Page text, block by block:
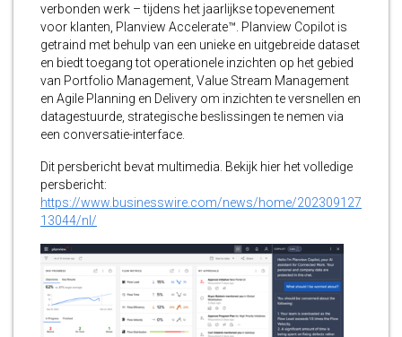
verbonden werk – tijdens het jaarlijkse topevenement
voor klanten, Planview Accelerate™. Planview Copilot is
getraind met behulp van een unieke en uitgebreide dataset
en biedt toegang tot operationele inzichten op het gebied
van Portfolio Management, Value Stream Management
en Agile Planning en Delivery om inzichten te versnellen en
datagestuurde, strategische beslissingen te nemen via
een conversatie-interface.
Dit persbericht bevat multimedia. Bekijk hier het volledige
persbericht:
https://www.businesswire.com/news/home/202309127
13044/nl/